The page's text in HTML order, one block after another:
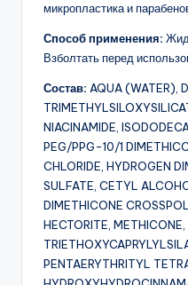
микропластика и
Способ применения:
Взболтать перед
Состав: AQUA (WATER),
NIACINAMIDE,
PEG/PPG-10/1
CHLORIDE, HYDROGEN
SULFATE, CETYL
DIMETHICONE
HECTORITE,
PENTAERYTHRITYL